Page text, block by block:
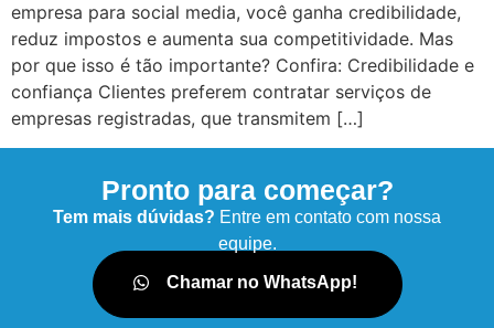
empresa para social media, você ganha credibilidade,
reduz impostos e aumenta sua competitividade. Mas
por que isso é tão importante? Confira: Credibilidade e
confiança Clientes preferem contratar serviços de
empresas registradas, que transmitem […]
Pronto para começar?
Tem mais dúvidas? Entre em contato com nossa
equipe.
Chamar no WhatsApp!